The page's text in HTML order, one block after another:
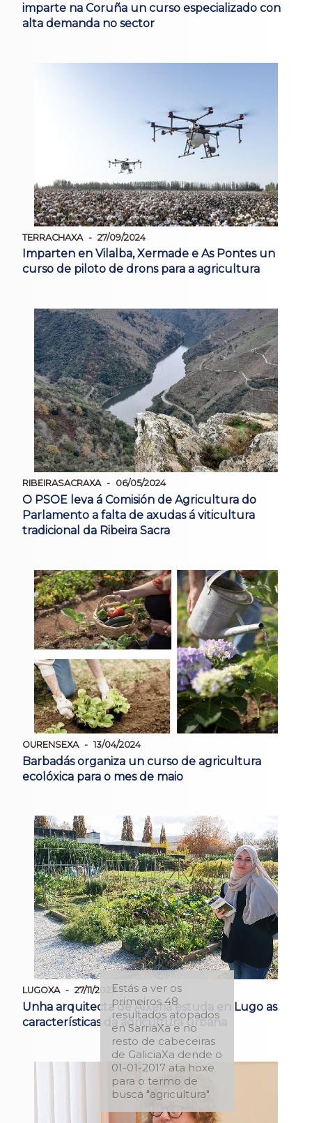
imparte na Coruña un curso especializado con
alta demanda no sector
TERRACHAXA 27/09/2024
Imparten en Vilalba, Xermade e As Pontes un
curso de piloto de drons para a agricultura
RIBEIRASACRAXA 06/05/2024
O PSOE leva á Comisión de Agricultura do
Parlamento a falta de axudas á viticultura
tradicional da Ribeira Sacra
OURENSEXA 13/04/2024
Barbadás organiza un curso de agricultura
ecolóxica para o mes de maio
LUGOXA 27/11/2023
Unha arquitecta de Alxeria estuda en Lugo as
características da agricultura urbana
Estás a ver os
primeiros 48
resultados atopados
en SarriaXa e no
resto de cabeceiras
de GaliciaXa dende o
01-01-2017 ata hoxe
para o termo de
busca "agricultura"